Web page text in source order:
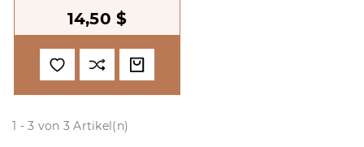
14,50 $
1 - 3 von 3 Artikel(n)